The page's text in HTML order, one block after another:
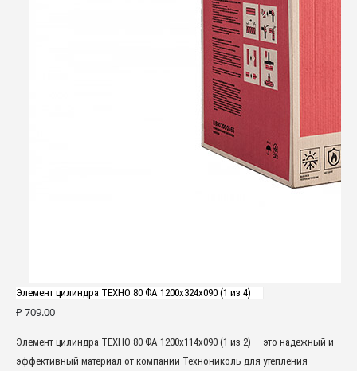
Элемент цилиндра ТЕХНО 80 ФА 1200x324x090 (1 из 4)
₽ 709.00
Элемент цилиндра ТЕХНО 80 ФА 1200x114x090 (1 из 2) — это надежный и
эффективный материал от компании Технониколь для утепления